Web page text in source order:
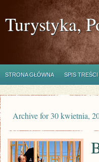
Turystyka,
STRONA GŁÓWNA SPIS TREŚCI
Archive for 30 kwietnia,